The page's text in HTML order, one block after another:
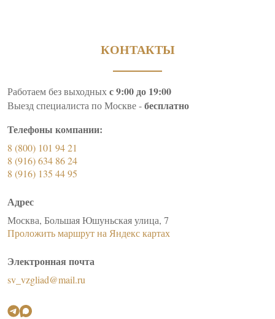
КОНТАКТЫ
Работаем без выходныхс 9:00 до 19:00
Выезд специалиста по Москве -бесплатно
Телефоны компании:
8 (800) 101 94 21
8 (916) 634 86 24
8 (916) 135 44 95
Адрес
Москва, Большая Юшуньская улица, 7
Проложить маршрут на Яндекс картах
Электронная почта
sv_vzgliad@mail.ru